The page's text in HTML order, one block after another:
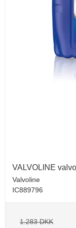
VALVOLINE
Valvoline
IC889796
1.283 DKK